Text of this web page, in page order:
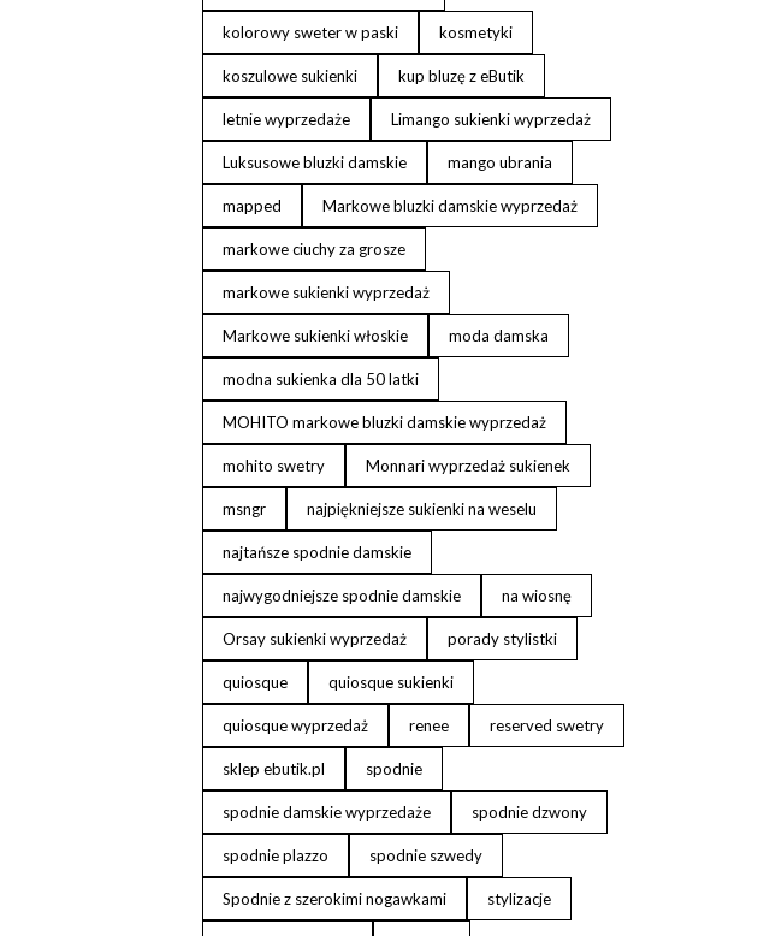
kolorowy sweter w paski kosmetyki
koszulowe sukienki kup bluzę z eButik
letnie wyprzedaże Limango sukienki wyprzedaż
Luksusowe bluzki damskie mango ubrania
mapped Markowe bluzki damskie wyprzedaż
markowe ciuchy za grosze
markowe sukienki wyprzedaż
Markowe sukienki włoskie moda damska
modna sukienka dla 50 latki
MOHITO markowe bluzki damskie wyprzedaż
mohito swetry Monnari wyprzedaż sukienek
msngr najpiękniejsze sukienki na weselu
najtańsze spodnie damskie
najwygodniejsze spodnie damskie na wiosnę
Orsay sukienki wyprzedaż porady stylistki
quiosque quiosque sukienki
quiosque wyprzedaż renee reserved swetry
sklep ebutik.pl spodnie
spodnie damskie wyprzedaże spodnie dzwony
spodnie plazzo spodnie szwedy
Spodnie z szerokimi nogawkami stylizacje